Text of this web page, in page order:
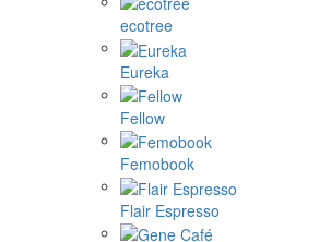
ecotree
Eureka
Fellow
Femobook
Flair Espresso